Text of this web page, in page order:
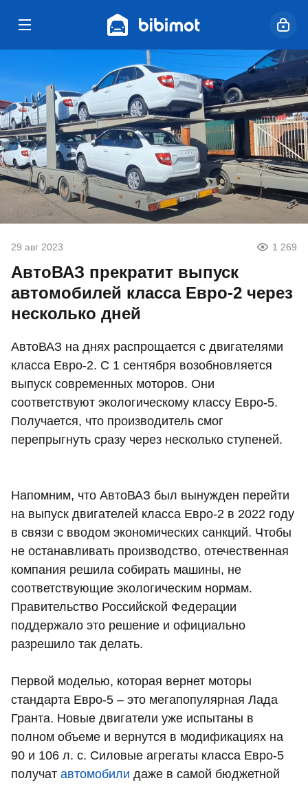
29 авг 2023 1 269
АвтоВАЗ прекратит выпуск
автомобилей класса Евро-2 через
несколько дней
АвтоВАЗ на днях распрощается с двигателями
класса Евро-2. С 1 сентября возобновляется
выпуск современных моторов. Они
соответствуют экологическому классу Евро-5.
Получается, что производитель смог
перепрыгнуть сразу через несколько ступеней.
Напомним, что АвтоВАЗ был вынужден перейти
на выпуск двигателей класса Евро-2 в 2022 году
в связи с вводом экономических санкций. Чтобы
не останавливать производство, отечественная
компания решила собирать машины, не
соответствующие экологическим нормам.
Правительство Российской Федерации
поддержало это решение и официально
разрешило так делать.
Первой моделью, которая вернет моторы
стандарта Евро-5 – это мегапопулярная Лада
Гранта. Новые двигатели уже испытаны в
полном объеме и вернутся в модификациях на
90 и 106 л. с. Силовые агрегаты класса Евро-5
получат автомобили даже в самой бюджетной